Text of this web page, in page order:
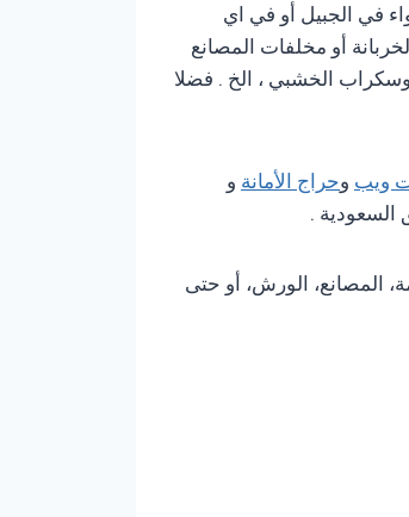
في الجبيل أو في اي
أو مخلفات المصانع
وسكراب الخشبي ، الخ . فضلا
ويب وحراج الأمانة و
.
المصانع، الورش، أو حتى